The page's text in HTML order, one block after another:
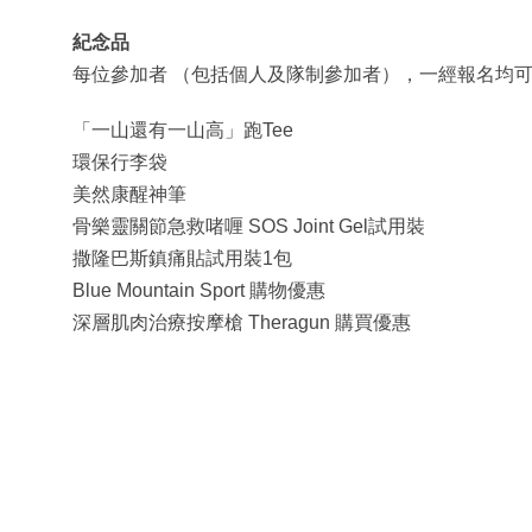
紀念品
每位參加者 （包括個人及隊制參加者），一經報名均
「一山還有一山高」跑Tee
環保行李袋
美然康醒神筆
骨樂靈關節急救啫喱 SOS Joint Gel試用裝
撒隆巴斯鎮痛貼試用裝1包
Blue Mountain Sport 購物優惠
深層肌肉治療按摩槍 Theragun 購買優惠